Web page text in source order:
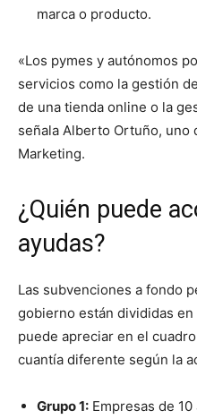
marca o producto.
«Los pymes y autónomos
servicios como la gestión
de una tienda online o la
señala Alberto Ortuño, uno
Marketing.
¿Quién puede
ayudas?
Las subvenciones a fondo
gobierno están divididas
puede apreciar en el
cuantía diferente según la
Grupo 1: Empresas de